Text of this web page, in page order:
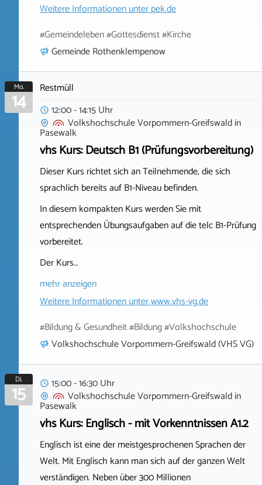
Weitere Informationen unterpek.de
#Gemeindeleben #Gottesdienst #Kirche
Gemeinde Rothenklempenow
Mo.
14
Restmüll
12:00 - 14:15 Uhr
Volkshochschule Vorpommern-Greifswaldin
Pasewalk
vhs Kurs: Deutsch B1 (Prüfungsvorbereitung)
Dieser Kurs richtet sich an Teilnehmende, die sich
sprachlich bereits auf B1-Niveau befinden.
In diesem kompakten Kurs werden Sie mit
entsprechenden Übungsaufgaben auf die telc B1-Prüfung
vorbereitet.
Der Kurs…
mehr anzeigen
Weitere Informationen unterwww.vhs-vg.de
#Bildung & Gesundheit #Bildung #Volkshochschule
Volkshochschule Vorpommern-Greifswald (VHS VG)
Di.
15
15:00 - 16:30 Uhr
Volkshochschule Vorpommern-Greifswaldin
Pasewalk
vhs Kurs: Englisch - mit Vorkenntnissen A1.2
Englisch ist eine der meistgesprochenen Sprachen der
Welt. Mit Englisch kann man sich auf der ganzen Welt
verständigen. Neben über 300 Millionen